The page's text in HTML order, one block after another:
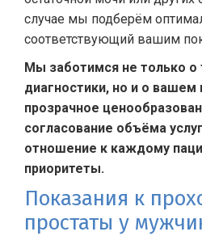
случае мы подберём
соответствующий вашим
Мы заботимся не только о
диагностики, но и о
прозрачное
согласование объёма
отношение к каждому
приоритеты.
Показания к
простаты у